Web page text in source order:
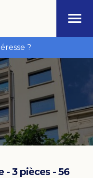
3 pièces - 56
?